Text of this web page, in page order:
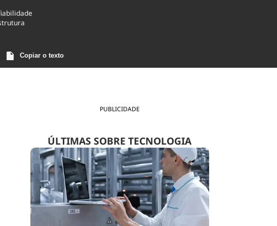
Copiar o texto
PUBLICIDADE
ÚLTIMAS SOBRE TECNOLOGIA